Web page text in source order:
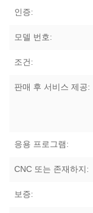
인증:
모델 번호:
조건:
판매 후 서비스 제공:
응용 프로그램:
CNC 또는 존재하지:
보증: